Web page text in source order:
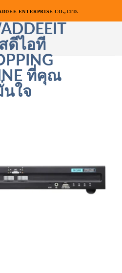
ENTERPRISE CO.,LTD.